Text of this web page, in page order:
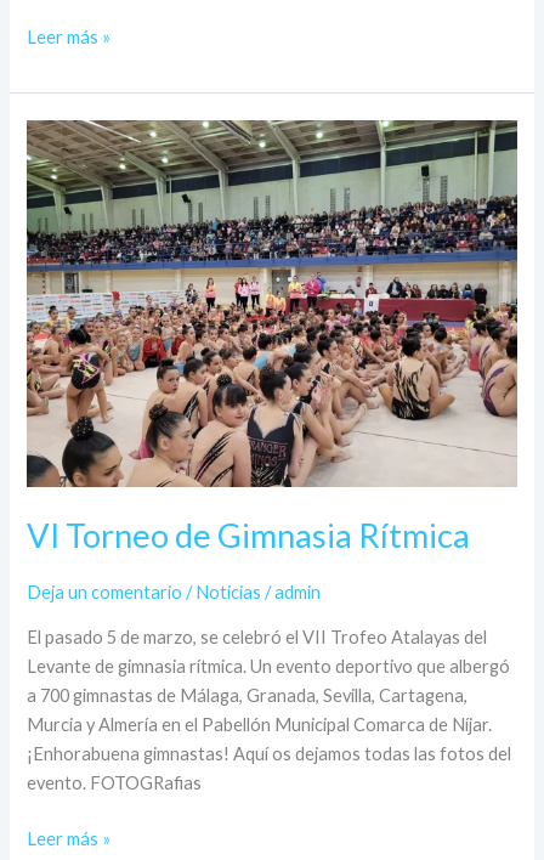
Leer más »
VI Torneo de Gimnasia Rítmica
Deja un comentario /Noticias /admin
El pasado 5 de marzo, se celebró el VII Trofeo Atalayas del
Levante de gimnasia rítmica. Un evento deportivo que albergó
a 700 gimnastas de Málaga, Granada, Sevilla, Cartagena,
Murcia y Almería en el Pabellón Municipal Comarca de Níjar.
¡Enhorabuena gimnastas! Aquí os dejamos todas las fotos del
evento. FOTOGRafias
VI
Torneo
de
Gimnasia
Rítmica
Leer más »